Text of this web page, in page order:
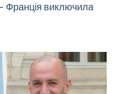
Франція виключила